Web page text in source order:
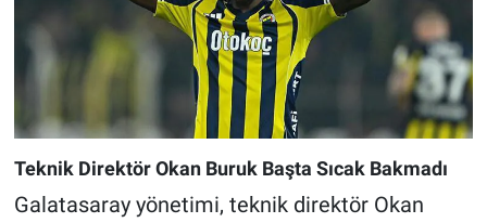
Teknik Direktör Okan Buruk Başta Sıcak Bakmadı
Galatasaray yönetimi, teknik direktör Okan